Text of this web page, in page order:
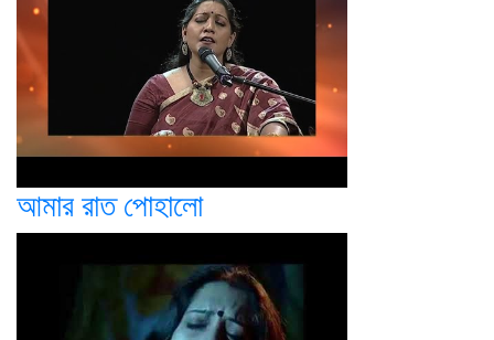
আমার রাত পোহালো